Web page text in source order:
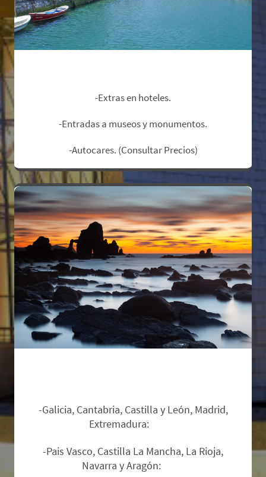
-Extras en hoteles.
-Entradas a museos y monumentos.
-Autocares. (Consultar Precios)
-Galicia, Cantabria, Castilla y León, Madrid,
Extremadura:
-Pais Vasco, Castilla La Mancha, La Rioja,
Navarra y Aragón: